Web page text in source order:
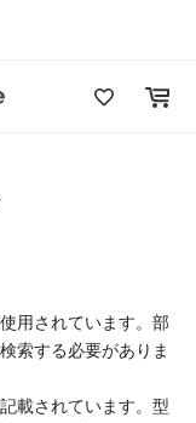
用されています。部
索する必要がありま
載されています。型